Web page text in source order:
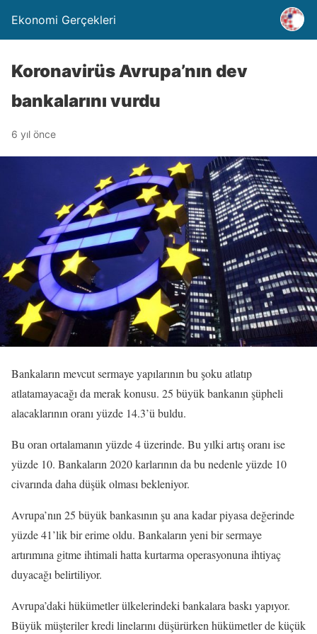
Ekonomi Gerçekleri
Koronavirüs Avrupa’nın dev
bankalarını vurdu
6 yıl önce
Bankaların mevcut sermaye yapılarının bu şoku atlatıp
atlatamayacağı da merak konusu. 25 büyük bankanın şüpheli
alacaklarının oranı yüzde 14.3’ü buldu.
Bu oran ortalamanın yüzde 4 üzerinde. Bu yılki artış oranı ise
yüzde 10. Bankaların 2020 karlarının da bu nedenle yüzde 10
civarında daha düşük olması bekleniyor.
Avrupa’nın 25 büyük bankasının şu ana kadar piyasa değerinde
yüzde 41’lik bir erime oldu. Bankaların yeni bir sermaye
artırımına gitme ihtimali hatta kurtarma operasyonuna ihtiyaç
duyacağı belirtiliyor.
Avrupa’daki hükümetler ülkelerindeki bankalara baskı yapıyor.
Büyük müşteriler kredi linelarını düşürürken hükümetler de küçük